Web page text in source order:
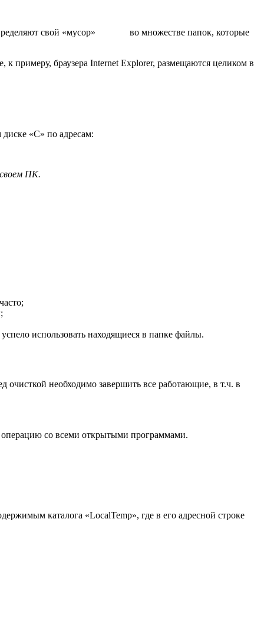
свой «мусор» во множестве папок, которые
примеру, браузера Internet Explorer, размещаются целиком в
«C» по адресам:
своем ПК.
использовать находящиеся в папке файлы.
очисткой необходимо завершить все работающие, в т.ч. в
со всеми открытыми программами.
каталога «LocalTemp», где в его адресной строке